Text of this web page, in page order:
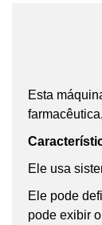
Esta
Ele usa
Ele pode
pode exibir